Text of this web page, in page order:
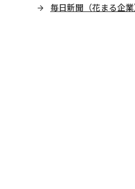
毎日新聞（花まる企業